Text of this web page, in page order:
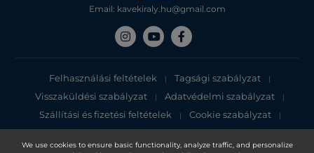
We use cookies to ensure basic functionality, analyze traffic, and personalize
Email: kavekiraly.hu@gmail.com
Felhasználási feltételek | Tagsági szabályzat |
Visszaküldési szabályzat | Adatvédelmi szabályzat |
Szállítási és fizetési feltételek | Cookie szabályzat |
Adatvédelmi tájékoztató